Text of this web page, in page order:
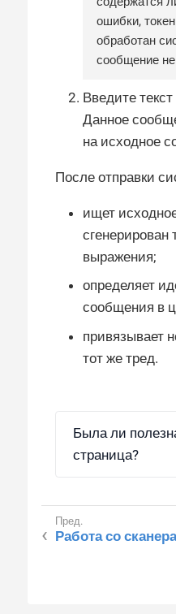
ошибки,
обработан
сообщение
Введите
Данное
на исходное
После отправки
ищет
сгенерирован
выражения;
определяет
сообщения в
привязывает
тот же тред.
Была ли
страница?
Работа со